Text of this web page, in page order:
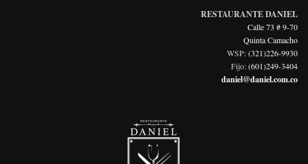
RESTAURANTE DANIEL
Calle 73 # 9-70
Quinta Camacho
WSP:(321)226-9930
Fijo:(601)249-3404
daniel@daniel.com.co